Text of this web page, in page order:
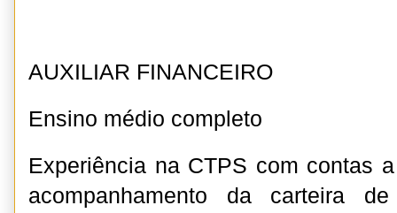
AUXILIAR FINANCEIRO
Ensino médio completo
Experiência na CTPS com contas
acompanhamento da carteira